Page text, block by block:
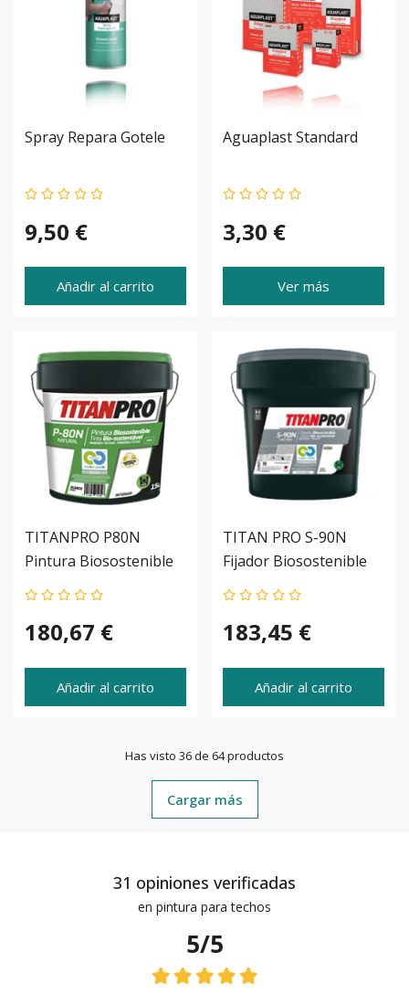
Spray Repara Gotele
9,50 €
Añadir al carrito
Aguaplast Standard
3,30 €
Ver más
TITANPRO P80N
Pintura Biosostenible
180,67 €
Añadir al carrito
TITAN PRO S-90N
Fijador Biosostenible
183,45 €
Añadir al carrito
Has visto 36 de 64 productos
Cargar más
31 opiniones verificadas
en pintura para techos
5/5